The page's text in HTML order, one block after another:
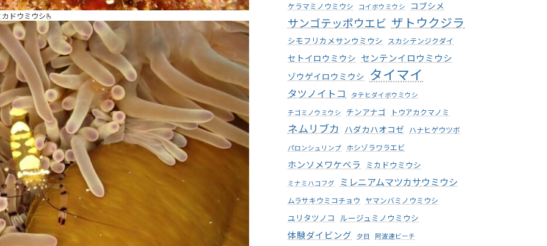
カドウミウシ🫰
ケラマミノウミウシ コイボウミウシ コブシメ
サンゴテッポウエビ ザトウクジラ
シモフリカメサンウミウシ スカシテンジクダイ
セトイロウミウシ センテンイロウミウシ
ゾウゲイロウミウシ タイマイ
タツノイトコ タテヒダイボウミウシ
チゴミノウミウシ チンアナゴ トウアカクマノミ
ネムリブカ ハダカハオコゼ ハナヒゲウツボ
パロンシュリンプ ホシゾラワラエビ
ホンソメワケベラ ミカドウミウシ
ミナミハコフグ ミレニアムマツカサウミウシ
ムラサキウミコチョウ ヤマンバミノウミウシ
ユリタツノコ ルージュミノウミウシ
体験ダイビング 夕日 阿波連ビーチ